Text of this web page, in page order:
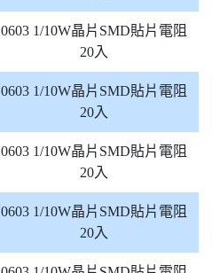
0603 1/10W晶片SMD貼片電阻
20入
0603 1/10W晶片SMD貼片電阻
20入
0603 1/10W晶片SMD貼片電阻
20入
0603 1/10W晶片SMD貼片電阻
20入